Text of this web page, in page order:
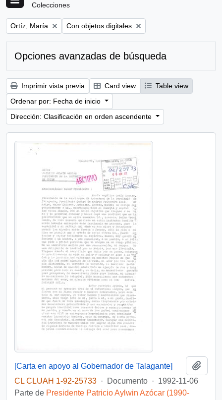
Colecciones
Remove filter:
Ortíz, María Remove filter:
Con objetos digitales
Opciones avanzadas de búsqueda
Imprimir vista previa Card view
Table view
Ordenar por: Fecha de inicio
Dirección: Clasificación en orden ascendente
[Carta en apoyo al Gobernador de Talagante]
CL CLUAH 1-92-25733 · Documento · 1992-11-06
Parte de Presidente Patricio Aylwin Azócar (1990-